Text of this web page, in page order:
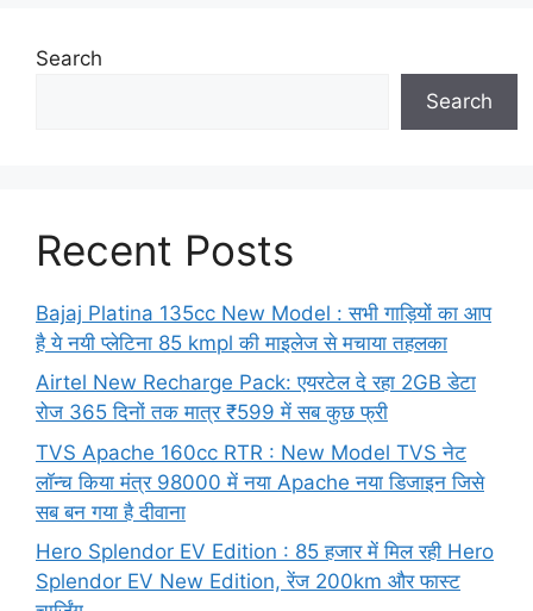
Search
Search
Recent Posts
Bajaj Platina 135cc New Model : सभी गाड़ियों का आप
है ये नयी प्लेटिना 85 kmpl की माइलेज से मचाया तहलका
Airtel New Recharge Pack: एयरटेल दे रहा 2GB डेटा
रोज 365 दिनों तक मात्र ₹599 में सब कुछ फ्री
TVS Apache 160cc RTR : New Model TVS नेट
लॉन्च किया मंत्र 98000 में नया Apache नया डिजाइन जिसे
सब बन गया है दीवाना
Hero Splendor EV Edition : 85 हजार में मिल रही Hero
Splendor EV New Edition, रेंज 200km और फास्ट